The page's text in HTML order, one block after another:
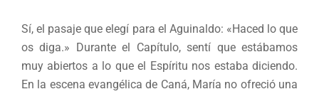
Sí, el pasaje que elegí para el Aguinaldo: «Haced lo que
os diga.» Durante el Capítulo, sentí que estábamos
muy abiertos a lo que el Espíritu nos estaba diciendo.
En la escena evangélica de Caná, María no ofreció una